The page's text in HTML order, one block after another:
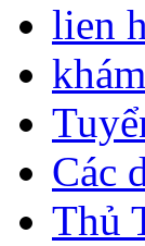
lien
Các
Thủ